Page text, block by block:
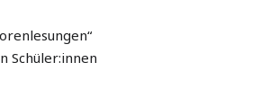
Schüler:innen